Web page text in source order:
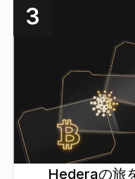
3
Hederaの旅